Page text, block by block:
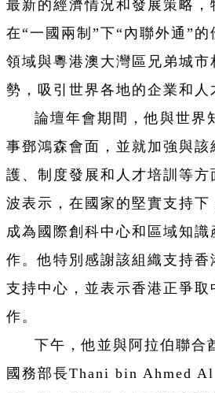
最新的經濟情況和發展策略，
在“一國兩制”下“內聯外通”
領域與粵港澳大灣區兄弟城市
勢，吸引世界各地的企業和人
論壇年會期間，他與世界
事鄧鴻森會面，並就加強與該
護、制度發展和人才培訓等方
波表示，在國家的堅實支持下
成為國際創科中心和區域知識
作。他特別感謝該組織支持香
支持中心，並表示香港正爭取
作。
下午，他並與阿拉伯聯合
國務部長Thani bin Ahmed